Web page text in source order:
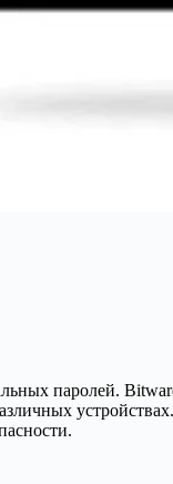
паролей.